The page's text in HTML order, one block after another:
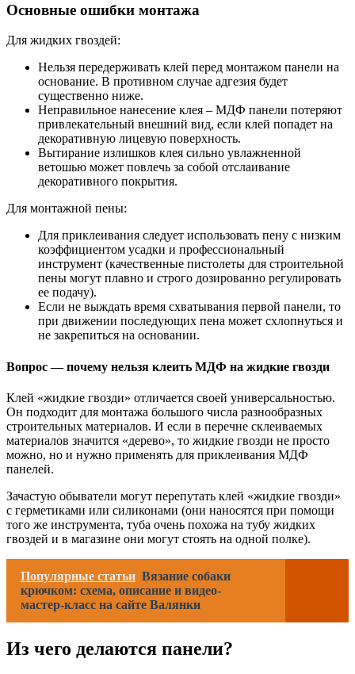
Основные ошибки монтажа
Для жидких гвоздей:
Нельзя передерживать клей перед монтажом панели на
основание. В противном случае адгезия будет
существенно ниже.
Неправильное нанесение клея – МДФ панели потеряют
привлекательный внешний вид, если клей попадет на
декоративную лицевую поверхность.
Вытирание излишков клея сильно увлажненной
ветошью может повлечь за собой отслаивание
декоративного покрытия.
Для монтажной пены:
Для приклеивания следует использовать пену с низким
коэффициентом усадки и профессиональный
инструмент (качественные пистолеты для строительной
пены могут плавно и строго дозированно регулировать
ее подачу).
Если не выждать время схватывания первой панели, то
при движении последующих пена может схлопнуться и
не закрепиться на основании.
Вопрос — почему нельзя клеить МДФ на жидкие гвозди
Клей «жидкие гвозди» отличается своей универсальностью.
Он подходит для монтажа большого числа разнообразных
строительных материалов. И если в перечне склеиваемых
материалов значится «дерево», то жидкие гвозди не просто
можно, но и нужно применять для приклеивания МДФ
панелей.
Зачастую обыватели могут перепутать клей «жидкие гвозди»
с герметиками или силиконами (они наносятся при помощи
того же инструмента, туба очень похожа на тубу жидких
гвоздей и в магазине они могут стоять на одной полке).
Популярные статьи Вязание собаки
крючком: схема, описание и видео-
мастер-класс на сайте Валянки
Из чего делаются панели?